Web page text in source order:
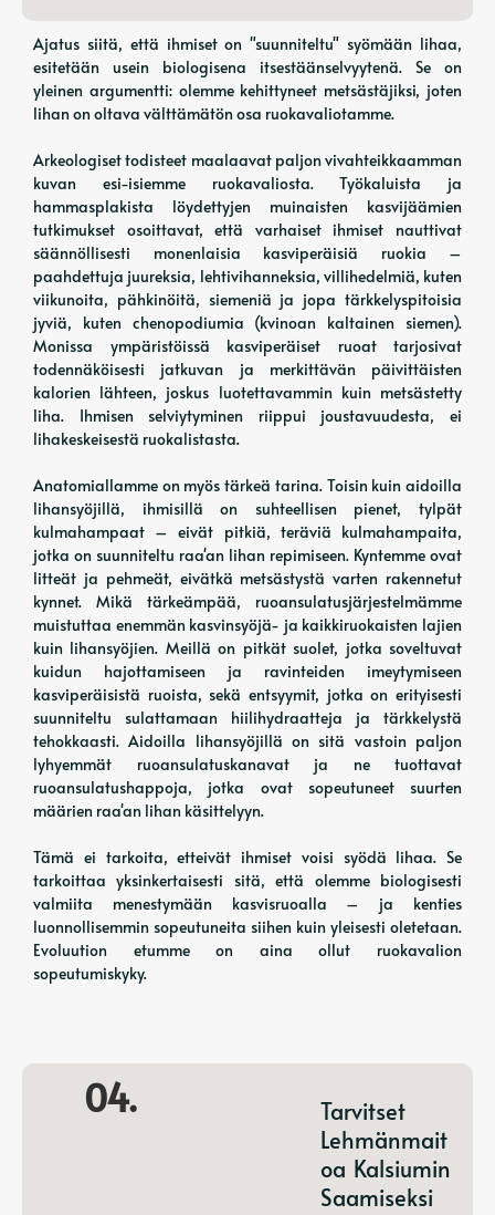
Ajatus siitä, että ihmiset on "suunniteltu" syömään lihaa,
esitetään usein biologisena itsestäänselvyytenä. Se on
yleinen argumentti: olemme kehittyneet metsästäjiksi, joten
lihan on oltava välttämätön osa ruokavaliotamme.
Arkeologiset todisteet maalaavat paljon vivahteikkaamman
kuvan esi-isiemme ruokavaliosta. Työkaluista ja
hammasplakista löydettyjen muinaisten kasvijäämien
tutkimukset osoittavat, että varhaiset ihmiset nauttivat
säännöllisesti monenlaisia ​​kasviperäisiä ruokia –
paahdettuja juureksia, lehtivihanneksia, villihedelmiä, kuten
viikunoita, pähkinöitä, siemeniä ja jopa tärkkelyspitoisia
jyviä, kuten chenopodiumia (kvinoan kaltainen siemen).
Monissa ympäristöissä kasviperäiset ruoat tarjosivat
todennäköisesti jatkuvan ja merkittävän päivittäisten
kalorien lähteen, joskus luotettavammin kuin metsästetty
liha. Ihmisen selviytyminen riippui joustavuudesta, ei
lihakeskeisestä ruokalistasta.
Anatomiallamme on myös tärkeä tarina. Toisin kuin aidoilla
lihansyöjillä, ihmisillä on suhteellisen pienet, tylpät
kulmahampaat – eivät pitkiä, teräviä kulmahampaita,
jotka on suunniteltu raa'an lihan repimiseen. Kyntemme ovat
litteät ja pehmeät, eivätkä metsästystä varten rakennetut
kynnet. Mikä tärkeämpää, ruoansulatusjärjestelmämme
muistuttaa enemmän kasvinsyöjä- ja kaikkiruokaisten lajien
kuin lihansyöjien. Meillä on pitkät suolet, jotka soveltuvat
kuidun hajottamiseen ja ravinteiden imeytymiseen
kasviperäisistä ruoista, sekä entsyymit, jotka on erityisesti
suunniteltu sulattamaan hiilihydraatteja ja tärkkelystä
tehokkaasti. Aidoilla lihansyöjillä on sitä vastoin paljon
lyhyemmät ruoansulatuskanavat ja ne tuottavat
ruoansulatushappoja, jotka ovat sopeutuneet suurten
määrien raa'an lihan käsittelyyn.
Tämä ei tarkoita, etteivät ihmiset voisi syödä lihaa. Se
tarkoittaa yksinkertaisesti sitä, että olemme biologisesti
valmiita menestymään kasvisruoalla – ja kenties
luonnollisemmin sopeutuneita siihen kuin yleisesti oletetaan.
Evoluution etumme on aina ollut ruokavalion
sopeutumiskyky.
04.
Tarvitset
Lehmänmait
Oa Kalsiumin
Saamiseksi